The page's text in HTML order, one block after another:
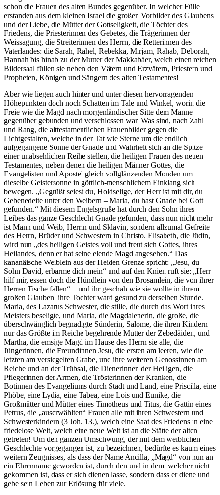
schon die Frauen des alten Bundes gegenüber. In welcher Fülle
erstanden aus dem kleinen Israel die großen Vorbilder des Glaubens
und der Liebe, die Mütter der Gottseligkeit, die Töchter des
Friedens, die Priesterinnen des Gebetes, die Trägerinnen der
Weissagung, die Streiterinnen des Herrn, die Retterinnen des
Vaterlandes: die Sarah, Rahel, Rebekka, Mirjam, Rahab, Deborah,
Hannah bis hinab zu der Mutter der Makkabäer, welch einen reichen
Bildersaal füllen sie neben den Vätern und Erzvätern, Priestern und
Propheten, Königen und Sängern des alten Testamentes!
Aber wie liegen auch hinter und unter diesen hervorragenden
Höhepunkten doch noch Schatten im Tale und Winkel, worin die
Freie wie die Magd nach morgenländischer Sitte dem Manne
gegenüber gebunden und verschlossen war. Was sind, nach Zahl
und Rang, die alttestamentlichen Frauenbilder gegen die
Lichtgestalten, welche in der Tat wie Sterne um die endlich
aufgegangene Sonne der Gnade und Wahrheit sich an die Spitze
einer unabsehlichen Reihe stellen, die heiligen Frauen des neuen
Testamentes, neben denen die heiligen Männer Gottes, die
Evangelisten und Apostel gleich vollglänzenden Monden um
dieselbe Geistersonne in göttlich-menschlichem Einklang sich
bewegen. „Gegrüßt seiest du, Holdselige, der Herr ist mit dir, du
Gebenedeite unter den Weibern – Maria, du hast Gnade bei Gott
gefunden.“ Mit diesem Engelsgruße hat durch den Sohn ihres
Leibes das ganze Geschlecht Gnade gefunden, dass nun nicht mehr
ist Mann und Weib, Herrin und Sklavin, sondern allzumal Gefreite
des Herrn, Brüder und Schwestern in Christo. Elisabeth, die Jüdin,
wird nun „des heiligen Geistes voll und freut sich Gottes, ihres
Heilandes, denn er hat seine elende Magd angesehen.“ Das
kananäische Weiblein aus der Heiden Grenze spricht: „Jesu, du
Sohn David, erbarme dich mein“ und auf den Knien ruft sie: „Herr
hilf mir, essen doch die Hündlein von den Brosamlein, die von ihrer
Herren Tische fallen“ – und ihr geschah wie sie wollte in ihrem
großen Glauben, ihre Tochter ward gesund zu derselben Stunde.
Maria, des Lazarus Schwester, die stille, die durch das Wort ihres
Meisters beseligte, und Maria, die Magdalenerin, die große, die
überschwänglich begnadigte Sünderin, Salome, die ihren Kindern
nur das Größte im Reiche begehrende Mutter der Zebedäiden, und
Martha, die emsige Magd im Hause des Herrn sie alle, die
Jüngerinnen, die Freundinnen Jesu, die ersten am leeren, wie die
letzten am versiegelten Grabe, und ihre weiteren Genossinnen am
Reiche und an der Trübsal, die Dienerinnen der Heiligen, die
Pflegerinnen der Armen, die Trösterinnen der Kranken, die
Botinnen des Evangeliums durch Stadt und Land, eine Priscilla, eine
Phöbe, eine Lydia, eine Tabea, eine Lois und Eunike, die
Großmütter und Mütter eines Timotheus und Titus, die Gattin eines
Petrus, die „auserwählten“ Frauen alle mit ihren Schwestern und
Schwesterkindern (3 Joh. 13.), welch eine Saat des Friedens in eine
friedelose Welt, welch eine neue Welt ist an die Stätte der alten
getreten! Um den ganzen Umschwung, der mit dem weiblichen
Geschlechte vorgegangen ist, zu bezeichnen, bedürfte es kaum eines
weitern Zeugnisses, als dass der Name Ancilla, „Magd“ von nun an
ein Ehrenname geworden ist, durch den und in dem, welcher nicht
gekommen ist, dass er sich dienen lasse, sondern dass er diene und
gebe sein Leben zur Erlösung für viele.